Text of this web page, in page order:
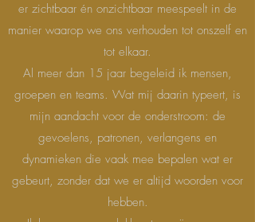
er zichtbaar én onzichtbaar meespeelt in de
manier waarop we ons verhouden tot onszelf en
tot elkaar.
Al meer dan 15 jaar begeleid ik mensen,
groepen en teams. Wat mij daarin typeert, is
mijn aandacht voor de onderstroom: de
gevoelens, patronen, verlangens en
dynamieken die vaak mee bepalen wat er
gebeurt, zonder dat we er altijd woorden voor
hebben.